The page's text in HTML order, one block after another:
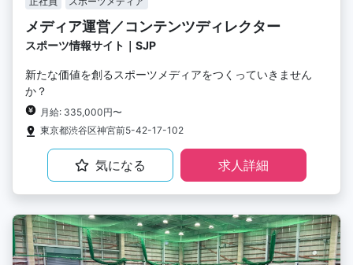
メディア運営／コンテンツディレクター
スポーツ情報サイト｜SJP
新たな価値を創るスポーツメディアをつくっていきません
か？
月給: 335,000円〜
東京都渋谷区神宮前5-42-17-102
気になる 求人詳細